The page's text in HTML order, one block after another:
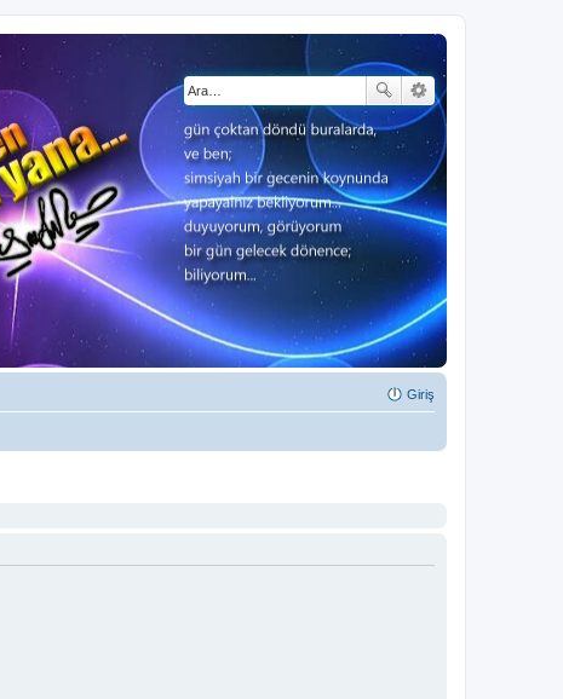
Giriş